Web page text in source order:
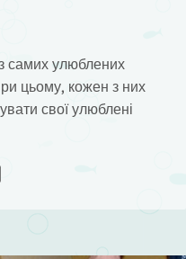
самих улюблених
цьому, кожен з них
свої улюблені